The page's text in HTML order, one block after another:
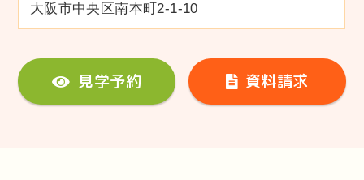
大阪市中央区南本町2-1-10
見学予約 資料請求